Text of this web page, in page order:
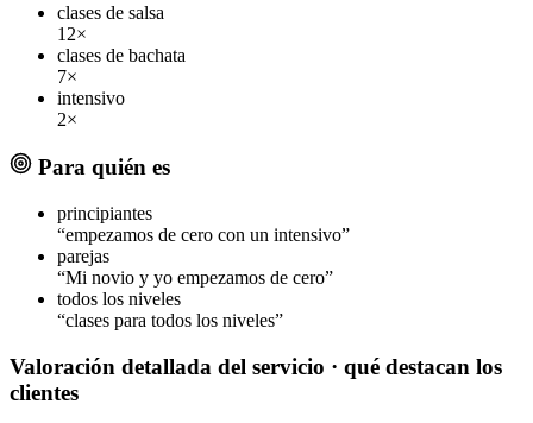
clases de salsa
12×
clases de bachata
7×
intensivo
2×
Para quién es
principiantes
“empezamos de cero con un intensivo”
parejas
“Mi novio y yo empezamos de cero”
todos los niveles
“clases para todos los niveles”
Valoración detallada del servicio · qué destacan los
clientes